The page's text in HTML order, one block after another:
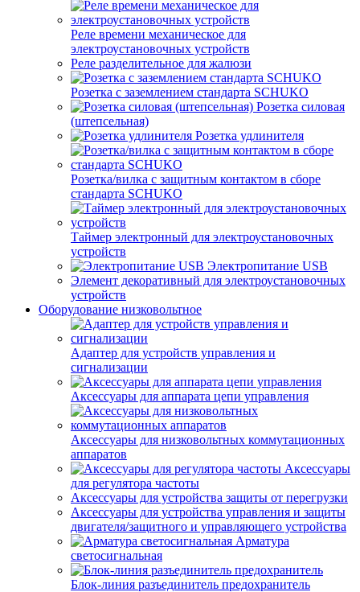
Реле времени механическое для
электроустановочных устройств
Реле разделительное для жалюзи
Розетка с заземлением стандарта SCHUKO
Розетка силовая
(штепсельная)
Розетка удлинителя
Розетка/вилка с защитным контактом в сборе
стандарта SCHUKO
Таймер электронный для электроустановочных
устройств
Электропитание USB
Элемент декоративный для электроустановочных
устройств
Оборудование низковольтное
Адаптер для устройств управления и
сигнализации
Аксессуары для аппарата цепи управления
Аксессуары для низковольтных коммутационных
аппаратов
Аксессуары
для регулятора частоты
Аксессуары для устройства защиты от перегрузки
Аксессуары для устройства управления и защиты
двигателя/защитного и управляющего устройства
Арматура
светосигнальная
Блок-линия разъединитель предохранитель